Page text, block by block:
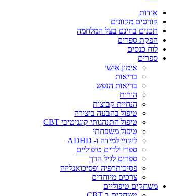
אודות
קורסים מקוונים
תכנים בחינם בצל המלחמה
הפקת ספרים
לוח כנסים
ספרים
אימון אישי
בריאות
בריאות הנפש
הורות
הנחיית קבוצות
טיפול בהבעה ביצירה
טיפול התנהגותי קוגניטיבי CBT
טיפול משפחתי
ליקויי למידה ו- ADHD
ספרי ילדים טיפוליים
ספרים לגיל הרך
פסיכותרפיה ופסיכואנליזה
צרכים מיוחדים
משחקים טיפוליים